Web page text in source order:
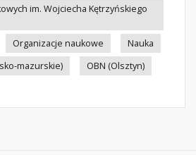
im. Wojciecha Kętrzyńskiego
Organizacje naukowe
Nauka
mazurskie)
OBN (Olsztyn)